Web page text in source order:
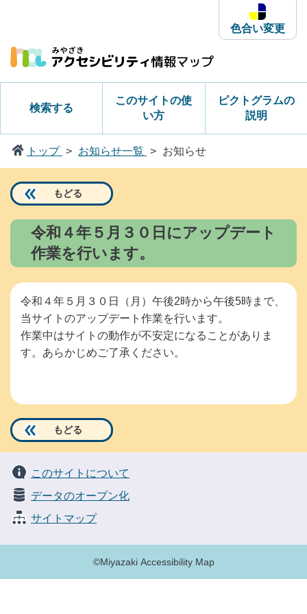
ス
色合い変更
検索する
このサイトの使
い方
ピクトグラムの
説明
トップ お知らせ一覧 お知らせ
もどる
令和４年５月３０日にアップデート
作業を行います。
令和４年５月３０日（月）午後2時から午後5時まで、
当サイトのアップデート作業を行います。
作業中はサイトの動作が不安定になることがありま
す。あらかじめご了承ください。
もどる
このサイトについて
データのオープン化
サイトマップ
©Miyazaki Accessibility Map